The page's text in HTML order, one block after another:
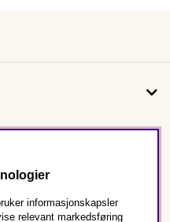
informasjonskapsler
relevant markedsføring